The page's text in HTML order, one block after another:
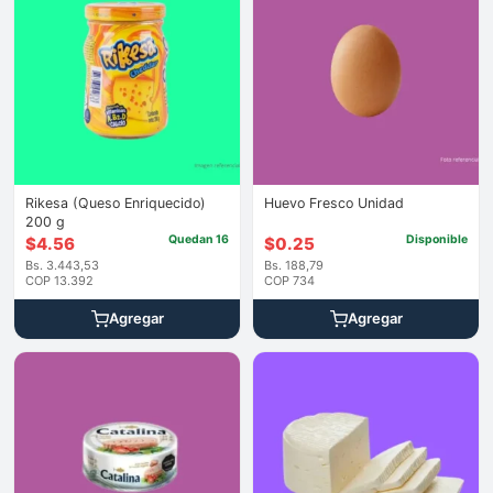
Rikesa (Queso Enriquecido)
200 g
$4.56
Bs. 3.443,53
COP 13.392
Quedan 16
Agregar
Huevo Fresco Unidad
$0.25
Bs. 188,79
COP 734
Disponible
Agregar